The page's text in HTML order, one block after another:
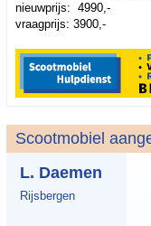
nieuwprijs: 4990,-
vraagprijs: 3900,-
Scootmobiel
L. Daemen
Rijsbergen